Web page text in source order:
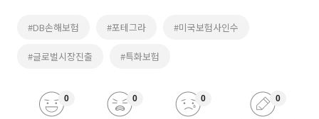
#DB손해보험 #포테그라 #미국보험사인수
#글로벌시장진출 #특화보험
0 0 0 0